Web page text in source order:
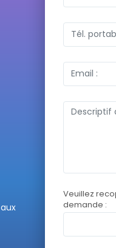
Veuillez
demande :